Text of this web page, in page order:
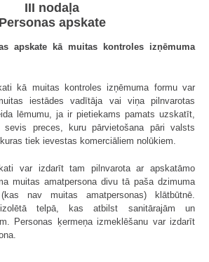
III nodaļa
Personas apskate
apskate kā muitas kontroles izņēmuma
kā muitas kontroles izņēmuma formu var
iestādes vadītāja vai viņa pilnvarotas
lēmumu, ja ir pietiekams pamats uzskatīt,
preces, kuru pārvietošana pāri valsts
tiek ievestas komerciāliem nolūkiem.
var izdarīt tam pilnvarota ar apskatāmo
muitas amatpersona divu tā paša dzimuma
nav muitas amatpersonas) klātbūtnē.
telpā, kas atbilst sanitārajām un
Personas ķermeņa izmeklēšanu var izdarīt